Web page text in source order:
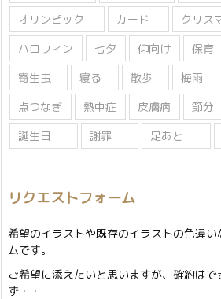
オリンピック
カード クリス
ハロウィン
七夕 仰向け 保育
寄生虫
寝る 散歩 梅雨
点つなぎ
熱中症 皮膚病 節分
誕生日
謝罪 足あと
リクエストフォーム
希望のイラストや既存のイラストの色違
ムです。
ご希望に添えたいと思いますが、確約は
ず・・